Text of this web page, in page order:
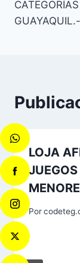
GUAYAQUIL.-
LOJA
Por